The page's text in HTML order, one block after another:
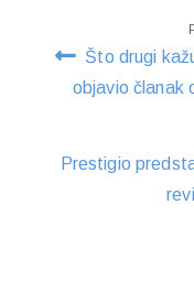
PostŠto drugi
objavio članak
Prestigio